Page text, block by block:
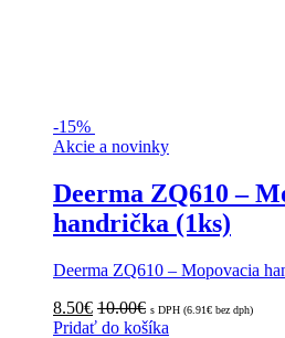
-15%
Akcie a novinky
Deerma ZQ610 –
handrička (1ks)
Deerma ZQ610 – Mopovacia
8.50€ 10.00€ s DPH (6.91€ bez dph)
Pridať do košíka